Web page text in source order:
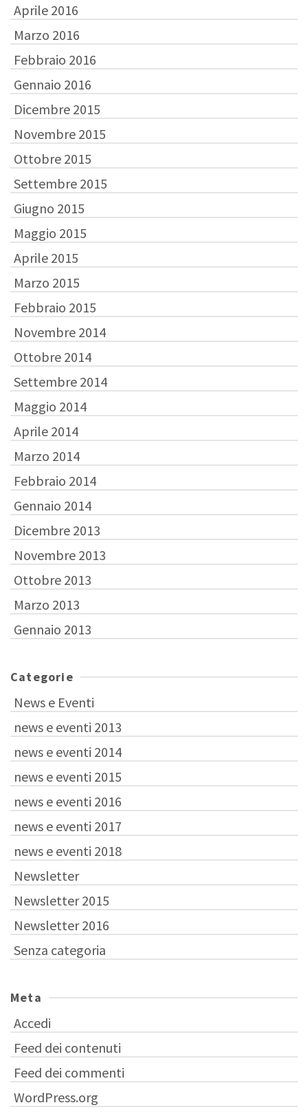
Aprile 2016
Marzo 2016
Febbraio 2016
Gennaio 2016
Dicembre 2015
Novembre 2015
Ottobre 2015
Settembre 2015
Giugno 2015
Maggio 2015
Aprile 2015
Marzo 2015
Febbraio 2015
Novembre 2014
Ottobre 2014
Settembre 2014
Maggio 2014
Aprile 2014
Marzo 2014
Febbraio 2014
Gennaio 2014
Dicembre 2013
Novembre 2013
Ottobre 2013
Marzo 2013
Gennaio 2013
Categorie
News e Eventi
news e eventi 2013
news e eventi 2014
news e eventi 2015
news e eventi 2016
news e eventi 2017
news e eventi 2018
Newsletter
Newsletter 2015
Newsletter 2016
Senza categoria
Meta
Accedi
Feed dei contenuti
Feed dei commenti
WordPress.org